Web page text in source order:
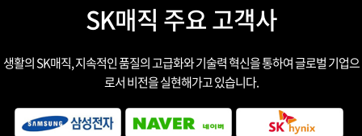
SK매직 주요 고객사
생활의 SK매직, 지속적인 품질의 고급화와 기술력 혁신을 통하여 글로벌 기업으
로서 비전을 실현해가고 있습니다.